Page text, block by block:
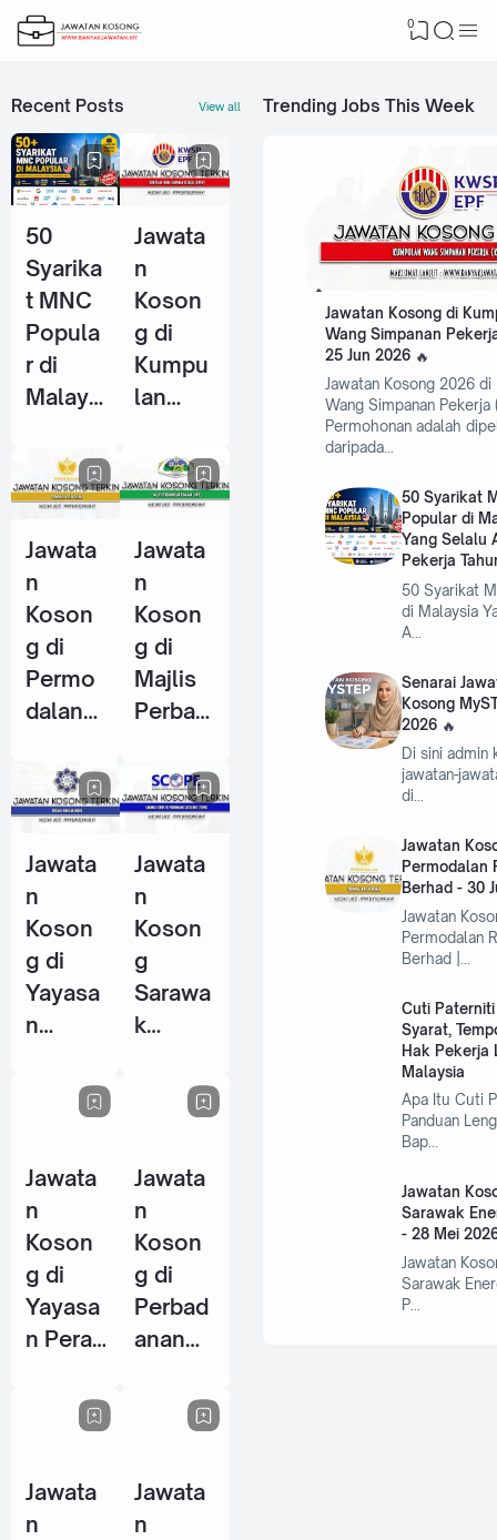
0
Recent Posts View all
50
Syarika
t MNC
Popula
r di
Malays
Selalu
Ambil
Tahun
2026
Jawata
n
Koson
g di
Kumpu
lan
Simpan
an
(KWSP)
- 25
Jun
2026
Jawata
n
Koson
g di
Permo
dalan
Berhad
- 30
2026
Jawata
n
Koson
g di
Majlis
Perban
Kemam
an
4 Jun
2026
Jawata
n
Koson
g di
Yayasa
n
n Johor
2026
Jawata
n
Koson
g
Sarawa
k
Perfor
Excelle
nce
(SCOP
E) - 15
Jun
2026
Jawata
n
Koson
g di
Yayasa
n Perak
Jawata
n
Koson
g di
Perbad
anan
Selang
or - 5
2026
Jawata
n
Jawata
n
Trending Jobs This Week
Jawatan Kosong di
Wang Simpanan
25 Jun 2026
Jawatan Kosong 2026 di
Wang Simpanan Pekerja
Permohonan adalah
daripada…
50 Syarikat
Popular di
Yang Selalu
Pekerja
50 Syarikat
di Malaysia
A…
Senarai
Kosong
2026
Di sini admin
jawatan-
di…
Jawatan
Permodalan
Berhad - 30
Jawatan
Permodalan
Cuti
Syarat,
Hak Pekerja
Malaysia
Apa Itu Cuti
Panduan
Bap…
Jawatan
Sarawak
- 28 Mei
Jawatan
Sarawak
P…